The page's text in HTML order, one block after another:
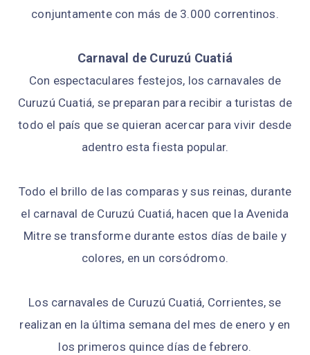
conjuntamente con más de 3.000 correntinos.
Carnaval de Curuzú Cuatiá
Con espectaculares festejos, los carnavales de
Curuzú Cuatiá, se preparan para recibir a turistas de
todo el país que se quieran acercar para vivir desde
adentro esta fiesta popular.
Todo el brillo de las comparas y sus reinas, durante
el carnaval de Curuzú Cuatiá, hacen que la Avenida
Mitre se transforme durante estos días de baile y
colores, en un corsódromo.
Los carnavales de Curuzú Cuatiá, Corrientes, se
realizan en la última semana del mes de enero y en
los primeros quince días de febrero.